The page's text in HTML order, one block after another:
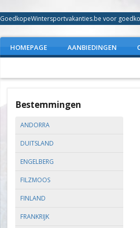
GoedkopeWintersportvakanties.be voor
HOMEPAGE AANBIEDINGEN
Bestemmingen
ANDORRA
DUITSLAND
ENGELBERG
FILZMOOS
FINLAND
FRANKRIJK